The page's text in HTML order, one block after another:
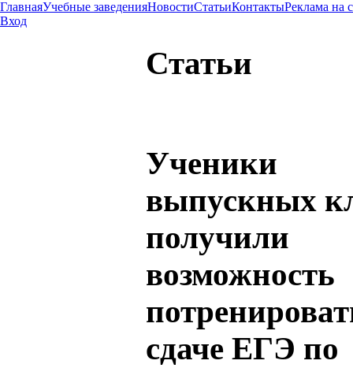
ГлавнаяУчебные заведенияНовостиСтатьиКонтактыРеклама на
Вход
Статьи
Ученики
выпускных
получили
возможность
сдаче ЕГЭ по